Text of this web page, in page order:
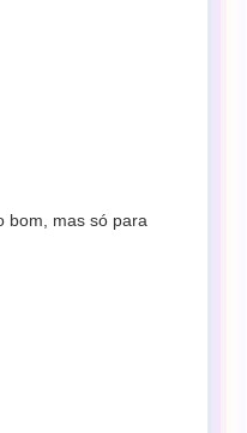
bom, mas só para